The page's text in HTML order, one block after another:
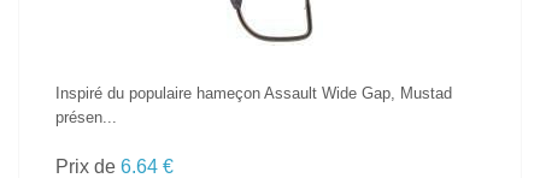
Inspiré du populaire hameçon Assault Wide Gap, Mustad
présen...
Prix de 6.64 €